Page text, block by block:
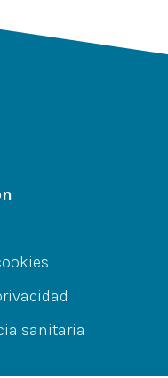
sanitaria